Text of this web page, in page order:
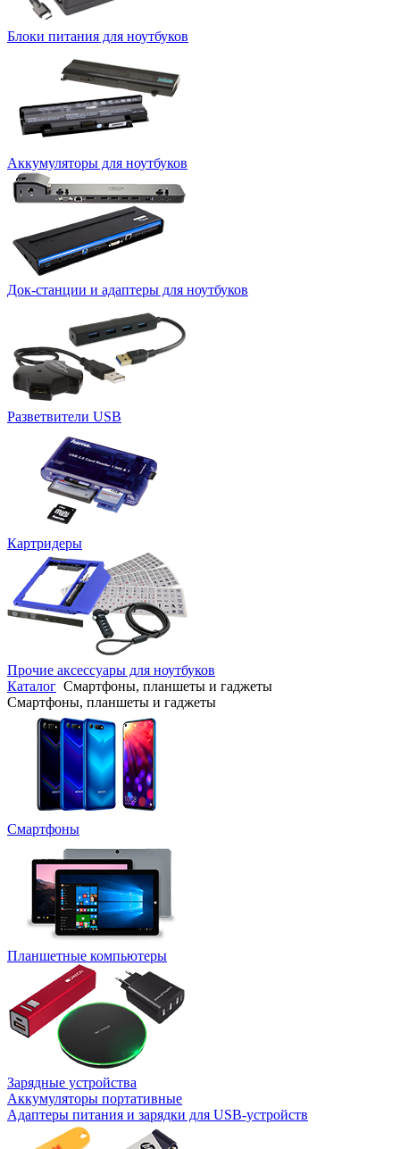
Блоки питания для ноутбуков
Аккумуляторы для ноутбуков
Док-станции и адаптеры для ноутбуков
Разветвители USB
Картридеры
Прочие аксессуары для ноутбуков
Каталог Смартфоны, планшеты и гаджеты
Смартфоны, планшеты и гаджеты
Смартфоны
Планшетные компьютеры
Зарядные устройства
Аккумуляторы портативные
Адаптеры питания и зарядки для USB-устройств